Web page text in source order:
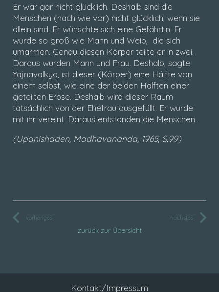
Er war gar nicht glücklich. Deshalb sind die
Menschen (nach wie vor) nicht glücklich, wenn sie
allein sind. Er wünschte sich eine Gefährtin. Er
wurde so groß wie Mann und Weib, die sich
umarmen. Genau diesen Körper teilte er in zwei.
Daraus wurden Mann und Frau. Deshalb, sagte
Yajnavalkya, ist dieser (Körper) eine Hälfte von
einem selbst, wie eine der beiden Hälften einer
geteilten Erbse. Deshalb wird dieser Raum
tatsächlich von der Ehefrau ausgefüllt. Er wurde
mit ihr vereint. Daraus entstanden die Menschen.
(Upanishaden, Madhavananda, 1965, S.99)
vorheriges nächstes
zurück zur Übersicht
Kontakt/Impressum